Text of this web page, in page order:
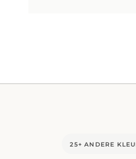
25+ ANDERE